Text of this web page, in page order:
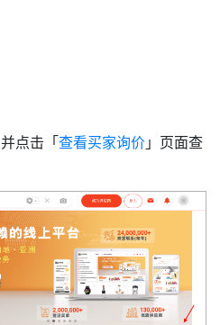
并点击「查看买家询价 」页面查